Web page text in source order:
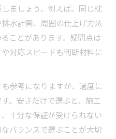
ましょう。例えば、同じ枕
水計画、周囲の仕上げ方法
ことがあります。疑問点は
対応スピードも判断材料に
参考になりますが、過度に
。安さだけで選ぶと、施工
十分な保証が受けられない
バランスで選ぶことが大切